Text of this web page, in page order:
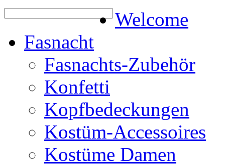
Welcome
Fasnacht
Fasnachts-Zubehör
Konfetti
Kopfbedeckungen
Kostüm-Accessoires
Kostüme Damen